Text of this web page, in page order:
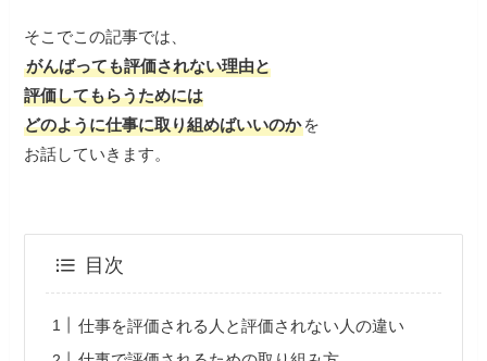
そこでこの記事では、
がんばっても評価されない理由と
評価してもらうためには
どのように仕事に取り組めばいいのか を
お話していきます。
目次
仕事を評価される人と評価されない人の違い